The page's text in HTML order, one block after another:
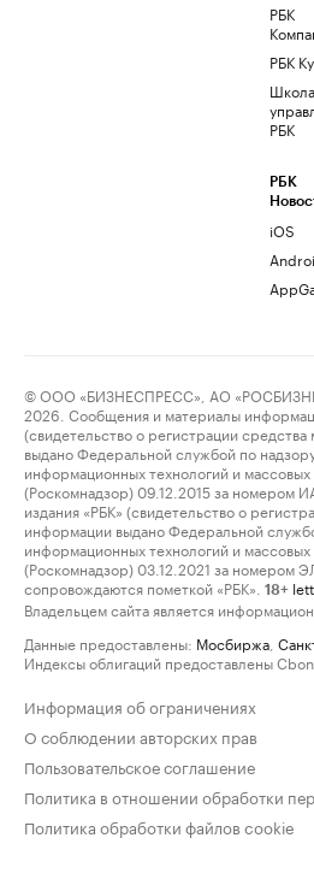
РБК
РБК
Школа
РБК
РБК
iOS
© ООО «БИЗНЕСПРЕСС», АО
2026. Сообщения и материалы
(свидетельство о регистрации
выдано Федеральной службой по
информационных технологий и
(Роскомнадзор) 09.12.2015 за номером
издания «РБК» (свидетельство о
информации выдано Федеральной
информационных технологий и
(Роскомнадзор) 03.12.2021 за номером
сопровождаются пометкой «РБК».
18+
Владельцем сайта является
Данные предоставлены: Мосбиржа
Индексы облигаций предоставлены
Информация об ограничениях
О соблюдении авторских прав
Пользовательское соглашение
Политика в отношении обработки
Политика обработки файлов cookie